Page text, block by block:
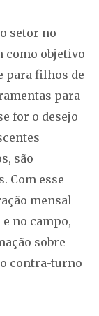
setor no
como objetivo
para filhos de
para
for o desejo
são
Com esse
mensal
no campo,
sobre
contra-turno